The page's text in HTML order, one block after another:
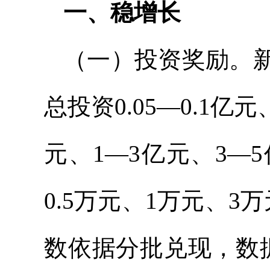
一、稳增长
（一）投资奖励
总投资0.05—0.1亿
元、1—3亿元、3—5
0.5万元、1万元、3
数依据分批兑现，数